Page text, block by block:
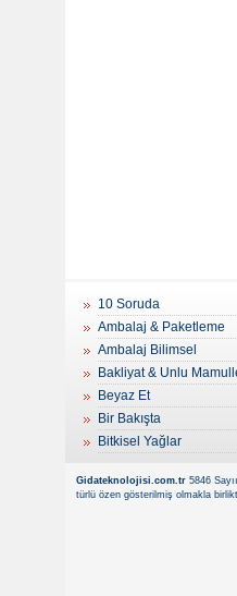
10 Soruda
Ambalaj & Paketleme
Ambalaj Bilimsel
Bakliyat & Unlu
Beyaz Et
Bir Bakışta
Bitkisel Yağlar
Gidateknolojisi.com.tr 5846
türlü özen gösterilmiş olmakla